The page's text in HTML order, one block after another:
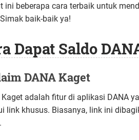
ini beberapa cara terbaik untuk
baik-baik ya!
Dapat Saldo
DANA Kaget
Kaget adalah fitur di aplikasi DANA
link khusus. Biasanya, link ini